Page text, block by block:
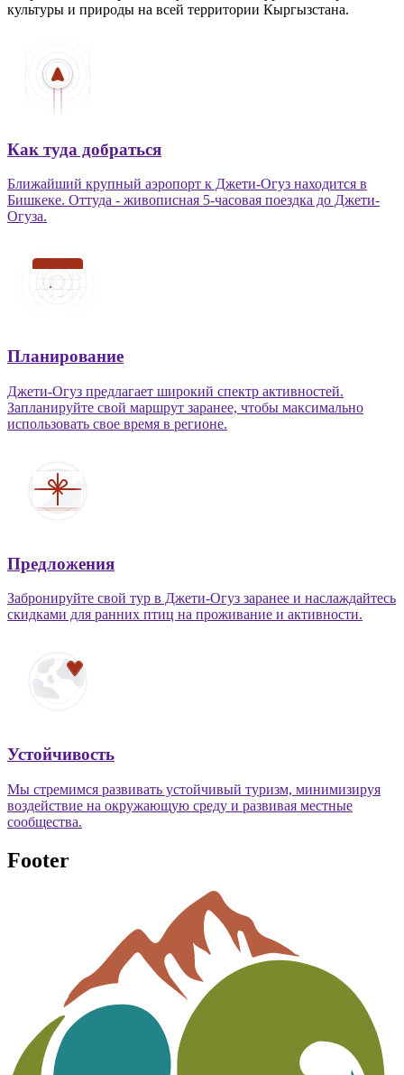
культуры и природы на всей территории Кыргызстана.
Как туда добраться
Ближайший крупный аэропорт к Джети-Огуз находится в
Бишкеке. Оттуда - живописная 5-часовая поездка до Джети-
Огуза.
Планирование
Джети-Огуз предлагает широкий спектр активностей.
Запланируйте свой маршрут заранее, чтобы максимально
использовать свое время в регионе.
Предложения
Забронируйте свой тур в Джети-Огуз заранее и наслаждайтесь
скидками для ранних птиц на проживание и активности.
Устойчивость
Мы стремимся развивать устойчивый туризм, минимизируя
воздействие на окружающую среду и развивая местные
сообщества.
Footer